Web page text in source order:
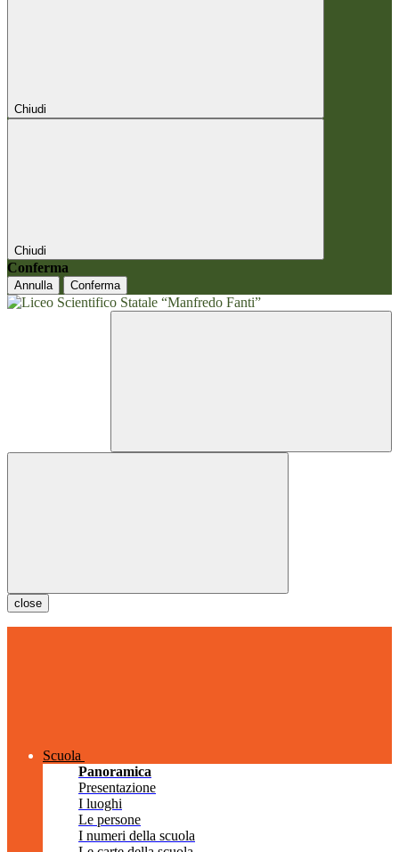
Chiudi
Chiudi
Conferma
Annulla Conferma
close
Scuola
Panoramica
Presentazione
I luoghi
Le persone
I numeri della scuola